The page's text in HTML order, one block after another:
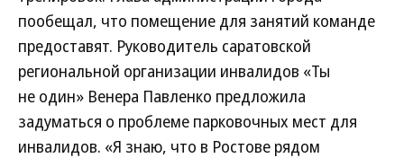
пообещал, что помещение для занятий команде
предоставят. Руководитель саратовской
региональной организации инвалидов «Ты
не один» Венера Павленко предложила
задуматься о проблеме парковочных мест для
инвалидов. «Я знаю, что в Ростове рядом